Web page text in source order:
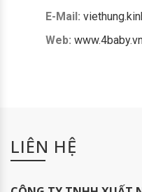
E-Mail:
Web:
LIÊN HỆ